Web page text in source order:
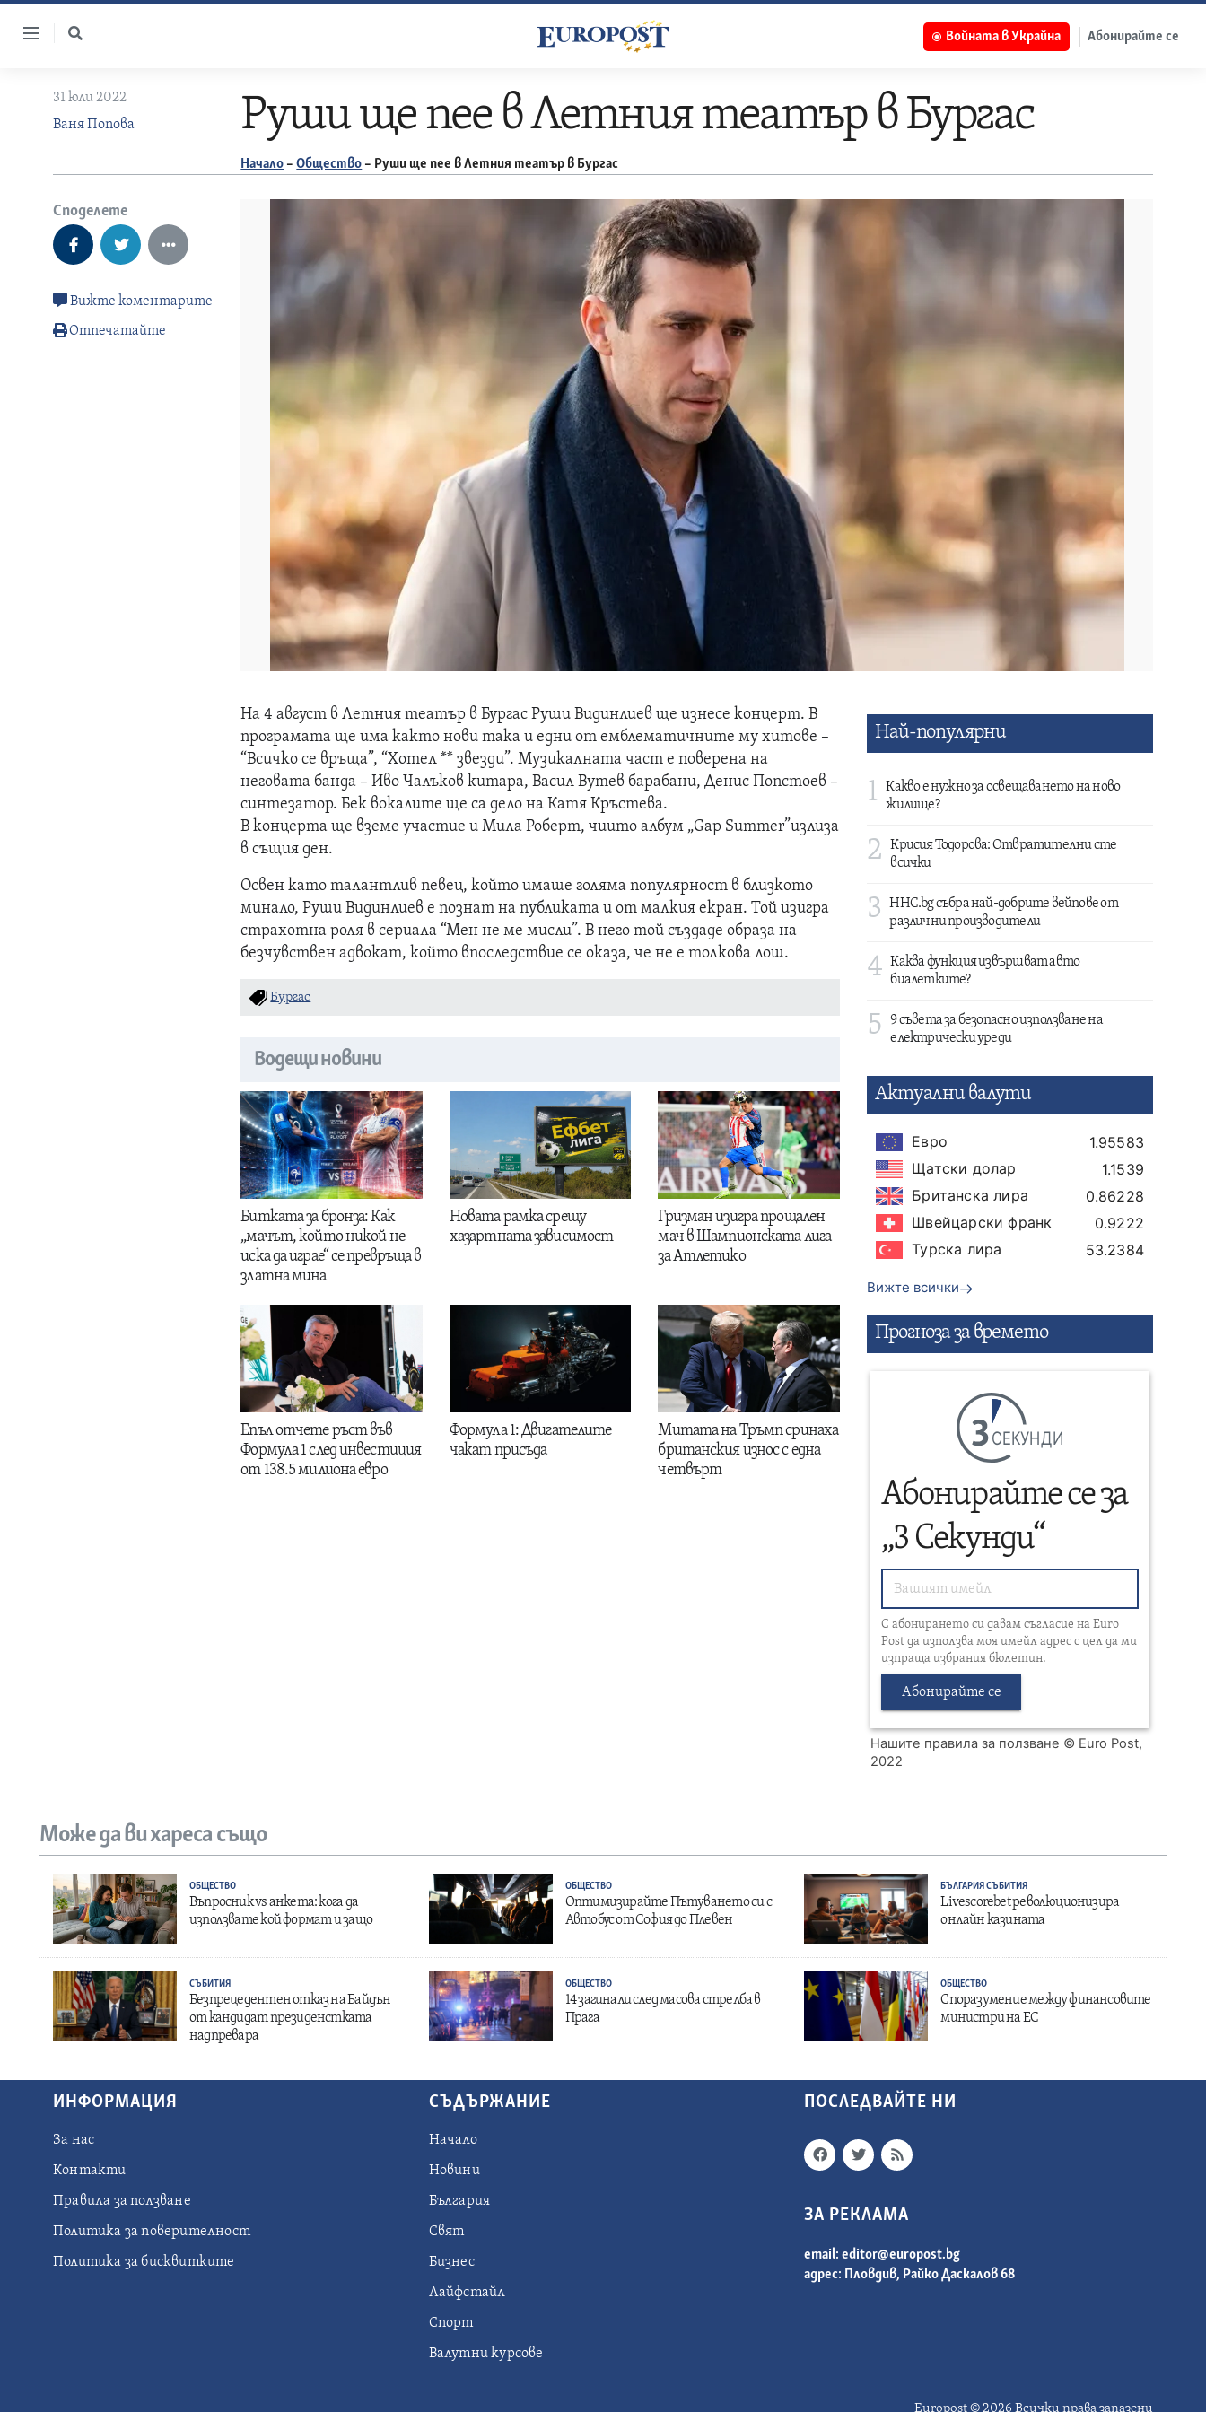
Skip
Войната в Украйна Абонирайте се
31 юли 2022
Ваня Попова
Руши ще пее в Летния театър в Бургас
Начало –Общество – Руши ще пее в Летния театър в Бургас
Споделете
Вижте коментарите
Отпечатайте
На 4 август в Летния театър в Бургас Руши Видинлиев ще изнесе концерт. В
програмата ще има както нови така и едни от емблематичните му хитове –
“Всичко се връща”, “Хотел ** звезди”. Музикалната част е поверена на
неговата банда – Иво Чалъков китара, Васил Вутев барабани, Денис Попстоев –
синтезатор. Бек вокалите ще са дело на Катя Кръстева.
В концерта ще вземе участие и Мила Роберт, чиито албум „Gap Summer”излиза
в същия ден.
Освен като талантлив певец, който имаше голяма популярност в близкото
минало, Руши Видинлиев е познат на публиката и от малкия екран. Той изигра
страхотна роля в сериала “Мен не ме мисли”. В него той създаде образа на
безчувствен адвокат, който впоследствие се оказа, че не е толкова лош.
Бургас
Водещи новини
Битката за бронза: Как
„мачът, който никой не
иска да играе“ се превръща в
златна мина
Новата рамка срещу
хазартната зависимост
Гризман изигра прощален
мач в Шампионската лига
за Атлетико
Епъл отчете ръст във
Формула 1 след инвестиция
от 138.5 милиона евро
Формула 1: Двигателите
чакат присъда
Митата на Тръмп сринаха
британския износ с една
четвърт
Най-популярни
1
Какво е нужно за освещаването на ново
жилище?
2
Крисия Тодорова: Отвратителни сте
всички
3
HHC.bg събра най-добрите вейпове от
различни производители
4 Каква функция извършват авто
биалетките?
5
9 съвета за безопасно използване на
електрически уреди
Актуални валути
Евро
1.95583
Щатски долар
1.1539
Британска лира
0.86228
Швейцарски франк
0.9222
Турска лира
53.2384
Вижте всички
Прогнозa за времето
СЕКУНДИ
Абонирайте се за
„3 Секунди“
С абонирането си давам съгласие на Euro
Post да използва моя имейл адрес с цел да ми
изпраща избрания бюлетин.
Абонирайте се
Нашите правила за ползване © Euro Post,
2022
Може да ви хареса също
ОБЩЕСТВО
Въпросник vs анкета: кога да
използвате кой формат и защо
ОБЩЕСТВО
Оптимизирайте Пътуването си с
Автобус от София до Плевен
БЪЛГАРИЯСЪБИТИЯ
Livescorebet революционизира
онлайн казината
СЪБИТИЯ
Безпрецедентен отказ на Байдън
от кандидат президенстката
надпревара
ОБЩЕСТВО
14 загинали след масова стрелба в
Прага
ОБЩЕСТВО
Споразумение между финансовите
министри на ЕС
ИНФОРМАЦИЯ
За нас
Контакти
Правила за ползване
Политика за поверителност
Политика за бисквитките
СЪДЪРЖАНИЕ
Начало
Новини
България
Свят
Бизнес
Лайфстайл
Спорт
Валутни курсове
ПОСЛЕДВАЙТЕ НИ
ЗА РЕКЛАМА
email:editor@europost.bg
адрес: Пловдив, Райко Даскалов 68
Europost © 2026 Всички права запазени